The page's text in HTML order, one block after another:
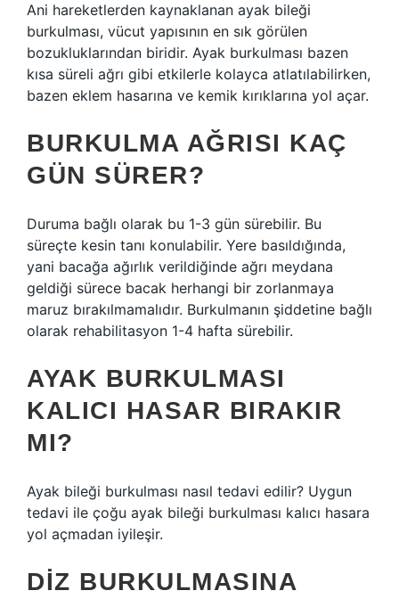
Ani hareketlerden kaynaklanan ayak bileği
burkulması, vücut yapısının en sık görülen
bozukluklarından biridir. Ayak burkulması bazen
kısa süreli ağrı gibi etkilerle kolayca atlatılabilirken,
bazen eklem hasarına ve kemik kırıklarına yol açar.
BURKULMA AĞRISI KAÇ
GÜN SÜRER?
Duruma bağlı olarak bu 1-3 gün sürebilir. Bu
süreçte kesin tanı konulabilir. Yere basıldığında,
yani bacağa ağırlık verildiğinde ağrı meydana
geldiği sürece bacak herhangi bir zorlanmaya
maruz bırakılmamalıdır. Burkulmanın şiddetine bağlı
olarak rehabilitasyon 1-4 hafta sürebilir.
AYAK BURKULMASI
KALICI HASAR BIRAKIR
MI?
Ayak bileği burkulması nasıl tedavi edilir? Uygun
tedavi ile çoğu ayak bileği burkulması kalıcı hasara
yol açmadan iyileşir.
DIZ BURKULMASINA